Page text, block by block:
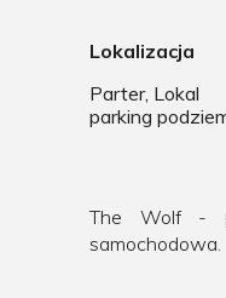
Lokalizacja
Parter, Lokal
parking
The Wolf -
samochodowa.